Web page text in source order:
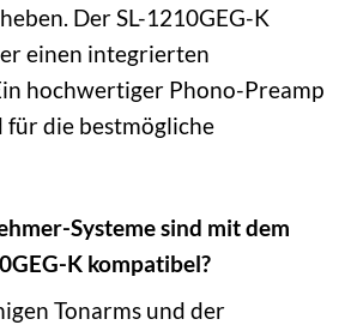
Der SL-1210GEG-K
einen integrierten
hochwertiger Phono-Preamp
für die bestmögliche
Systeme sind mit dem
K kompatibel?
Tonarms und der